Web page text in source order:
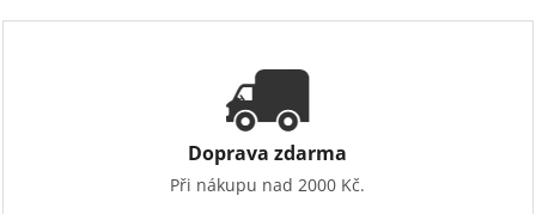
Doprava zdarma
Při nákupu nad 2000 Kč.